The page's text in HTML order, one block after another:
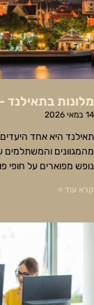
מלונות
14 במאי 2026
תאילנד היא אחד היעדים
מהמגוונים
נופש מפוארים על חופי
קרא עוד »